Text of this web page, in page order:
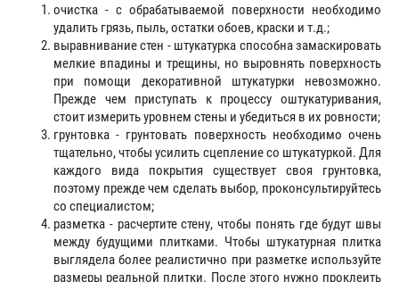
очистка - с обрабатываемой поверхности необходимо
удалить грязь, пыль, остатки обоев, краски и т.д.;
выравнивание стен - штукатурка способна замаскировать
мелкие впадины и трещины, но выровнять поверхность
при помощи декоративной штукатурки невозможно.
Прежде чем приступать к процессу оштукатуривания,
стоит измерить уровнем стены и убедиться в их ровности;
грунтовка - грунтовать поверхность необходимо очень
тщательно, чтобы усилить сцепление со штукатуркой. Для
каждого вида покрытия существует своя грунтовка,
поэтому прежде чем сделать выбор, проконсультируйтесь
со специалистом;
разметка - расчертите стену, чтобы понять где будут швы
между будущими плитками. Чтобы штукатурная плитка
выглядела более реалистично при разметке используйте
размеры реальной плитки. После этого нужно проклеить